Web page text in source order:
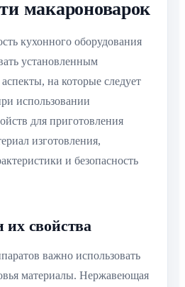
макароноварок
кухонного оборудования
установленным
на которые следует
использовании
для приготовления
изготовления,
и безопасность
свойства
важно использовать
материалы. Нержавеющая